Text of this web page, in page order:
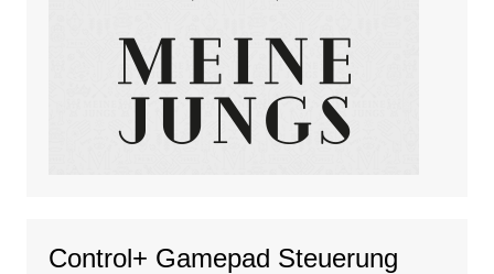
Control+ Gamepad Steuerung